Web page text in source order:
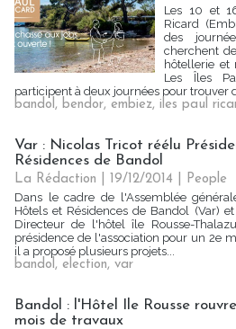
Les 10 et
Ricard
des
cherchent
hôtellerie et
Les Îles
participent à deux journées pour trouver
bandol, bendor, embiez, iles paul
Var : Nicolas Tricot réélu
Résidences de Bandol
La Rédaction | 19/12/2014
People
Dans le cadre de l'Assemblée
Hôtels et Résidences de Bandol (Var)
Directeur de l'hôtel île Rousse-
présidence de l'association pour un 2e
il a proposé plusieurs projets...
bandol, election, var
Bandol : l'Hôtel Ile Rousse
mois de travaux